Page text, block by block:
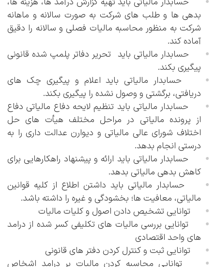
بدهی ها و طلب های شرکت به صورت سالانه و ماهانه
شرکت به منظور محاسبه مالیات فصلی و سالانه را دقیق
آماده کند.
حسابدار مالیاتی باید تحریر دفاتر پلمپ شده قانونی
پیگیری بکند.
حسابدار مالیاتی باید اعلام و پیگیری چک های
دریافتی، برگشتی و وصول نشده را پیگیری بکند.
حسابدار مالیاتی باید تنظیم لایحه دفاع مالیاتی دفاع
از پرونده مالیاتی در مراحل مختلف هیأت های حل
اختلاف شورای عالی مالیاتی و دیوارن عدالت داری را به
درستی انجام بدهد.
حسابدار مالیاتی باید ارائه و پیشنهاد راهکارهایی برای
کاهش بدهی مالیاتی بدهد.
حسابدار مالیاتی باید داشتن اطلاع از کلیه قوانین
مالیاتی، معافیت ها؛ بخشودگی و غیره را داشته باشد.
توانایی تشخیص دادن اصول و کلیات مالیات
توانایی بررسی مالیات های تکلیفی کسر شده از درامد
های واحد اقتصادی
توانایی ثبت و کنترل کردن دفتر های قانونی
توانایی محاسبه کردن مالیات بر درامد اشخاص